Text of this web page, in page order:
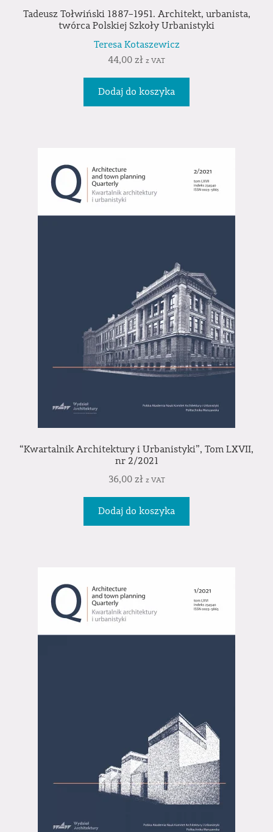
Tadeusz Tołwiński 1887–1951. Architekt, urbanista,
twórca Polskiej Szkoły Urbanistyki
Teresa Kotaszewicz
44,00 zł z VAT
Dodaj do koszyka
“Kwartalnik Architektury i Urbanistyki”, Tom LXVII,
nr 2/2021
36,00 zł z VAT
Dodaj do koszyka